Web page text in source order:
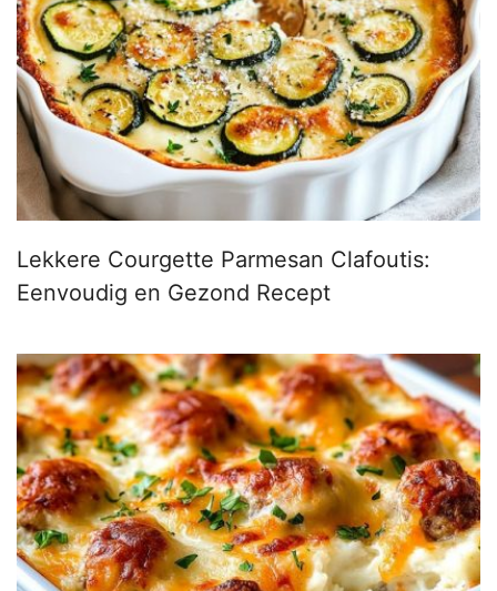
Lekkere Courgette Parmesan Clafoutis:
Eenvoudig en Gezond Recept